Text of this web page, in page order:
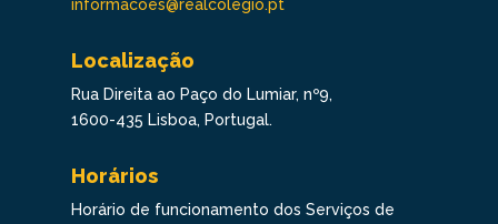
informacoes@realcolegio.pt
Localização
Rua Direita ao Paço do Lumiar, nº9,
1600-435 Lisboa, Portugal.
Horários
Horário de funcionamento dos Serviços de